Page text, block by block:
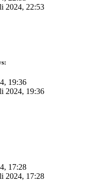
2024, 22:53
19:36
2024, 19:36
17:28
2024, 17:28